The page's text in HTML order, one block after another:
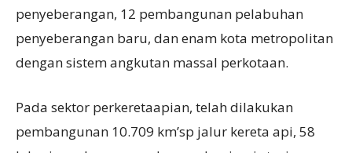
penyeberangan, 12 pembangunan pelabuhan
penyeberangan baru, dan enam kota metropolitan
dengan sistem angkutan massal perkotaan.
Pada sektor perkeretaapian, telah dilakukan
pembangunan 10.709 km’sp jalur kereta api, 58